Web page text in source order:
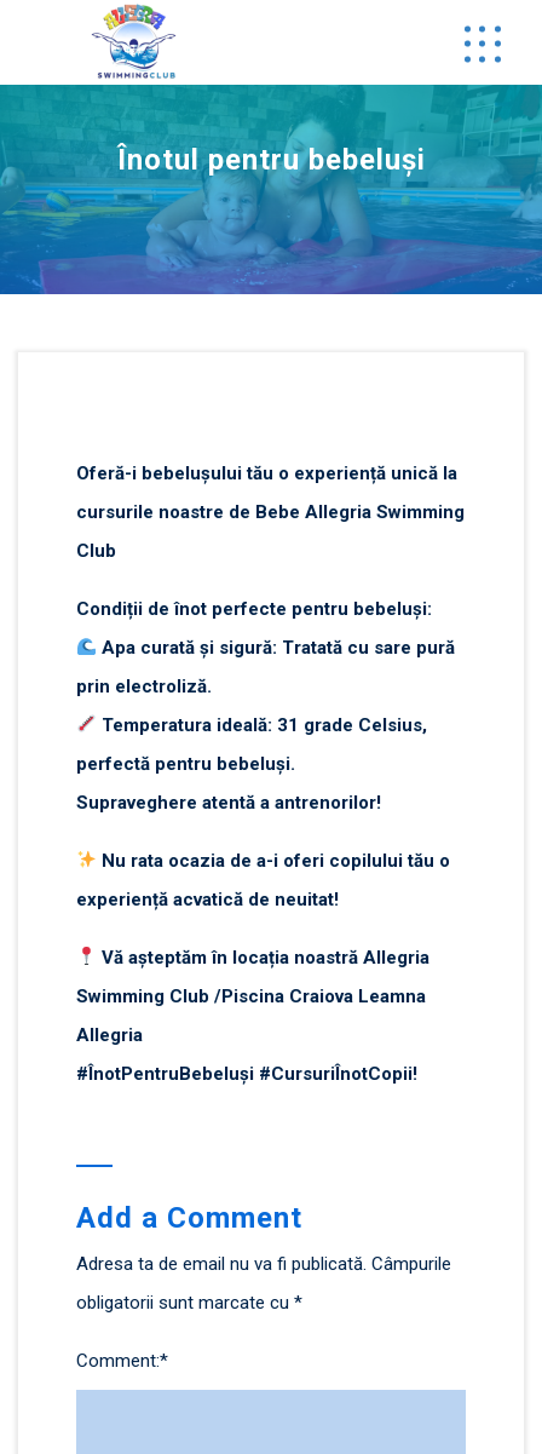
Înotul pentru bebeluși
Oferă-i bebelușului tău o experiență unică la
cursurile noastre de Bebe Allegria Swimming
Club
Condiții de înot perfecte pentru bebeluși:
Apa curată și sigură: Tratată cu sare pură
prin electroliză.
Temperatura ideală: 31 grade Celsius,
perfectă pentru bebeluși.
Supraveghere atentă a antrenorilor!
Nu rata ocazia de a-i oferi copilului tău o
experiență acvatică de neuitat!
Vă așteptăm în locația noastră Allegria
Swimming Club /Piscina Craiova Leamna
Allegria
#ÎnotPentruBebeluși #CursuriÎnotCopii!
Add a Comment
Adresa ta de email nu va fi publicată. Câmpurile
obligatorii sunt marcate cu *
Comment:*